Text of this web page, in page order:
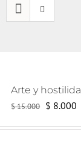
$15.000 El
$ 8.000